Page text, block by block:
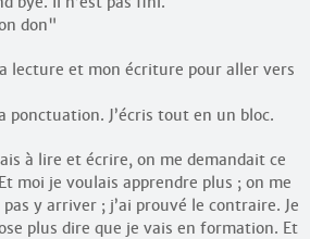
don"
lecture et mon écriture pour aller vers
ponctuation. J’écris tout en un bloc.
à lire et écrire, on me demandait ce
moi je voulais apprendre plus ; on me
y arriver ; j’ai prouvé le contraire. Je
plus dire que je vais en formation. Et